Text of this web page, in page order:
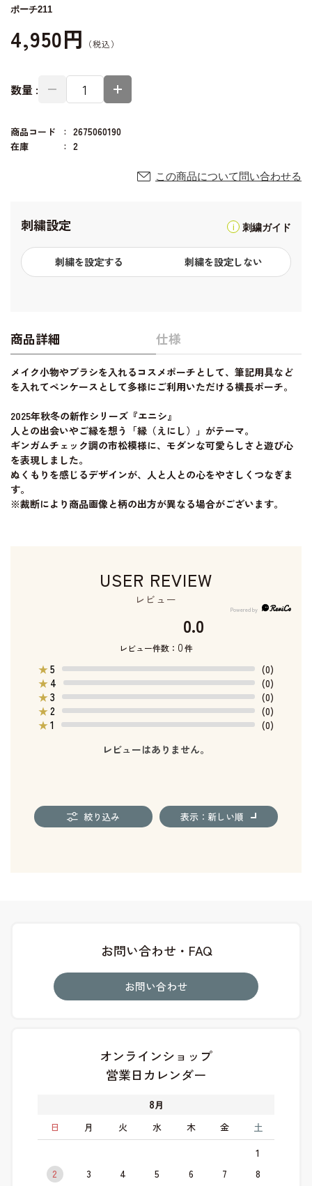
ポーチ211
4,950円
数量 :
商品コード
2675060190
在庫
2
この商品について問い合わせる
刺繍設定 刺繍ガイド
刺繍を設定する 刺繍を設定しない
商品詳細 仕様
メイク小物やブラシを入れるコスメポーチとして、筆記用具など
を入れてペンケースとして多様にご利用いただける横長ポーチ。
2025年秋冬の新作シリーズ『エニシ』
人との出会いやご縁を想う「縁（えにし）」がテーマ。
ギンガムチェック調の市松模様に、モダンな可愛らしさと遊び心
を表現しました。
ぬくもりを感じるデザインが、人と人との心をやさしくつなぎま
す。
※裁断により商品画像と柄の出方が異なる場合がございます。
USER REVIEW
レビュー
0.0
レビュー件数： 0件
★5
(0)
★ 4
(0)
★3
(0)
★2
(0)
★1
(0)
レビューはありません。
絞り込み 表示：新しい順
お問い合わせ・FAQ
お問い合わせ
オンラインショップ
営業日カレンダー
8月
日
月 火 水 木 金 土
1
2
3 4 5 6 7
8